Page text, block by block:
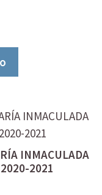
INMACULADA
2021